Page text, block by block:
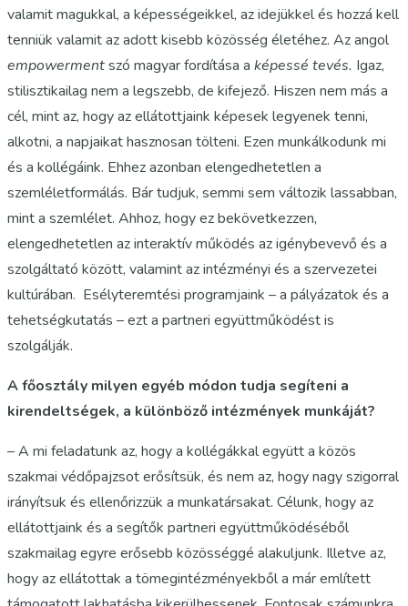
valamit magukkal, a képességeikkel, az idejükkel és hozzá kell
tenniük valamit az adott kisebb közösség életéhez. Az angol
empowermentszó magyar fordítása a képessé tevés. Igaz,
stilisztikailag nem a legszebb, de kifejező. Hiszen nem más a
cél, mint az, hogy az ellátottjaink képesek legyenek tenni,
alkotni, a napjaikat hasznosan tölteni. Ezen munkálkodunk mi
és a kollégáink. Ehhez azonban elengedhetetlen a
szemléletformálás. Bár tudjuk, semmi sem változik lassabban,
mint a szemlélet. Ahhoz, hogy ez bekövetkezzen,
elengedhetetlen az interaktív működés az igénybevevő és a
szolgáltató között, valamint az intézményi és a szervezetei
kultúrában. Esélyteremtési programjaink – a pályázatok és a
tehetségkutatás – ezt a partneri együttműködést is
szolgálják.
A főosztály milyen egyéb módon tudja segíteni a
kirendeltségek, a különböző intézmények munkáját?
– A mi feladatunk az, hogy a kollégákkal együtt a közös
szakmai védőpajzsot erősítsük, és nem az, hogy nagy szigorral
irányítsuk és ellenőrizzük a munkatársakat. Célunk, hogy az
ellátottjaink és a segítők partneri együttműködéséből
szakmailag egyre erősebb közösséggé alakuljunk. Illetve az,
hogy az ellátottak a tömegintézményekből a már említett